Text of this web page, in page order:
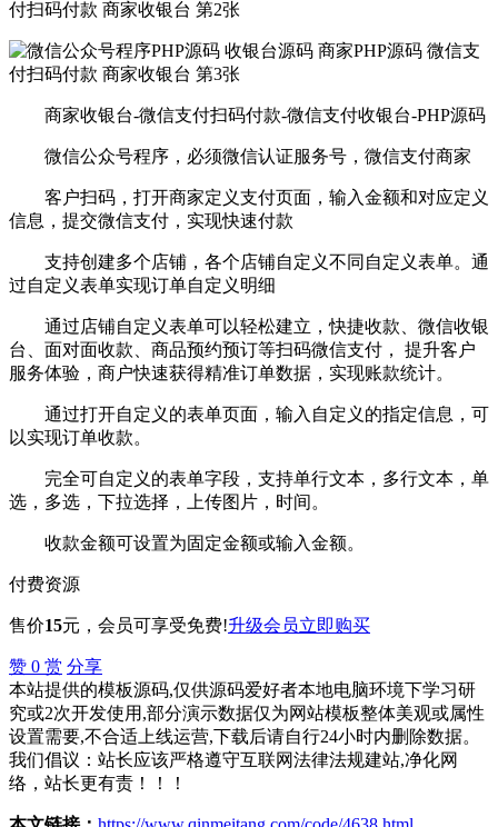
商家收银台-微信支付扫码付款-微信支付收银台-PHP源码
微信公众号程序，必须微信认证服务号，微信支付商家
客户扫码，打开商家定义支付页面，输入金额和对应定义
信息，提交微信支付，实现快速付款
支持创建多个店铺，各个店铺自定义不同自定义表单。通
过自定义表单实现订单自定义明细
通过店铺自定义表单可以轻松建立，快捷收款、微信收银
台、面对面收款、商品预约预订等扫码微信支付， 提升客户
服务体验，商户快速获得精准订单数据，实现账款统计。
通过打开自定义的表单页面，输入自定义的指定信息，可
以实现订单收款。
完全可自定义的表单字段，支持单行文本，多行文本，单
选，多选，下拉选择，上传图片，时间。
收款金额可设置为固定金额或输入金额。
付费资源
售价15元 ，会员可享受免费!升级会员立即购买
赞 0 赏 分享
本站提供的模板源码,仅供源码爱好者本地电脑环境下学习研
究或2次开发使用,部分演示数据仅为网站模板整体美观或属性
设置需要,不合适上线运营,下载后请自行24小时内删除数据。
我们倡议：站长应该严格遵守互联网法律法规建站,净化网
络，站长更有责！！！